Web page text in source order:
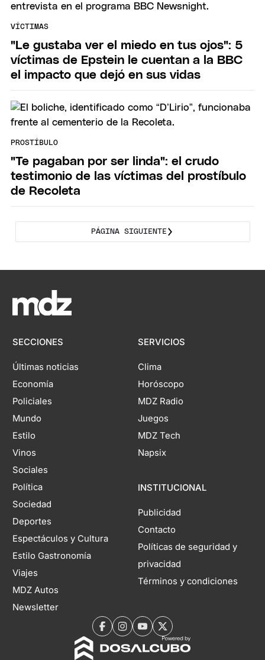
VÍCTIMAS
"Le gustaba ver el miedo en tus ojos": 5
víctimas de Epstein le cuentan a la BBC
el impacto que dejó en sus vidas
PROSTÍBULO
"Te pagaban por ser linda": el crudo
testimonio de las víctimas del prostíbulo
de Recoleta
PÁGINA SIGUIENTE
SECCIONES
Últimas noticias
Economía
Policiales
Mundo
Estilo
Vinos
Sociales
Política
Sociedad
Deportes
Espectáculos y Cultura
Estilo Gastronomía
Viajes
MDZ Autos
Newsletter
SERVICIOS
Clima
Horóscopo
MDZ Radio
Juegos
MDZ Tech
Napsix
INSTITUCIONAL
Publicidad
Contacto
Políticas de seguridad y
privacidad
Términos y condiciones